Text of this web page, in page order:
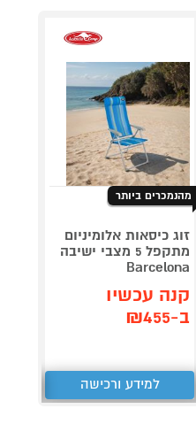
מהנמכרים ביותר
זוג כיסאות אלומיניום
מתקפל 5 מצבי ישיבה
Barcelona
קנה עכשיו
ב-₪455
למידע ורכישה